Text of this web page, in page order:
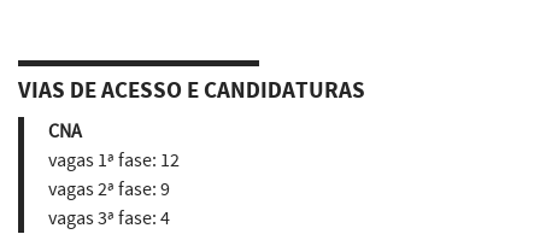
VIAS DE ACESSO E CANDIDATURAS
CNA
vagas 1ª fase: 12
vagas 2ª fase: 9
vagas 3ª fase: 4